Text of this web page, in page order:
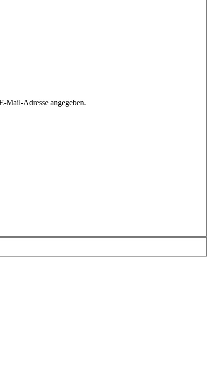
Mail-Adresse angegeben.